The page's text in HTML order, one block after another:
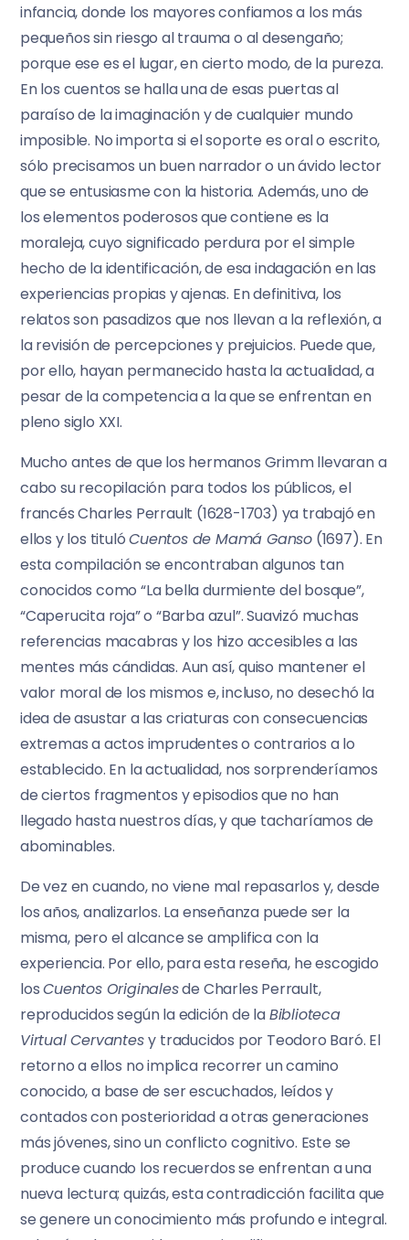
infancia, donde los mayores confiamos a los más
pequeños sin riesgo al trauma o al desengaño;
porque ese es el lugar, en cierto modo, de la pureza.
En los cuentos se halla una de esas puertas al
paraíso de la imaginación y de cualquier mundo
imposible. No importa si el soporte es oral o escrito,
sólo precisamos un buen narrador o un ávido lector
que se entusiasme con la historia. Además, uno de
los elementos poderosos que contiene es la
moraleja, cuyo significado perdura por el simple
hecho de la identificación, de esa indagación en las
experiencias propias y ajenas. En definitiva, los
relatos son pasadizos que nos llevan a la reflexión, a
la revisión de percepciones y prejuicios. Puede que,
por ello, hayan permanecido hasta la actualidad, a
pesar de la competencia a la que se enfrentan en
pleno siglo XXI.
Mucho antes de que los hermanos Grimm llevaran a
cabo su recopilación para todos los públicos, el
francés Charles Perrault (1628-1703) ya trabajó en
ellos y los titulóCuentos de Mamá Ganso (1697). En
esta compilación se encontraban algunos tan
conocidos como “La bella durmiente del bosque”,
“Caperucita roja” o “Barba azul”. Suavizó muchas
referencias macabras y los hizo accesibles a las
mentes más cándidas. Aun así, quiso mantener el
valor moral de los mismos e, incluso, no desechó la
idea de asustar a las criaturas con consecuencias
extremas a actos imprudentes o contrarios a lo
establecido. En la actualidad, nos sorprenderíamos
de ciertos fragmentos y episodios que no han
llegado hasta nuestros días, y que tacharíamos de
abominables.
De vez en cuando, no viene mal repasarlos y, desde
los años, analizarlos. La enseñanza puede ser la
misma, pero el alcance se amplifica con la
experiencia. Por ello, para esta reseña, he escogido
losCuentos Originalesde Charles Perrault,
reproducidos según la edición de laBiblioteca
Virtual Cervantesy traducidos por Teodoro Baró. El
retorno a ellos no implica recorrer un camino
conocido, a base de ser escuchados, leídos y
contados con posterioridad a otras generaciones
más jóvenes, sino un conflicto cognitivo. Este se
produce cuando los recuerdos se enfrentan a una
nueva lectura; quizás, esta contradicción facilita que
se genere un conocimiento más profundo e integral.